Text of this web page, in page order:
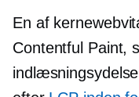
En af
Contentful Paint,